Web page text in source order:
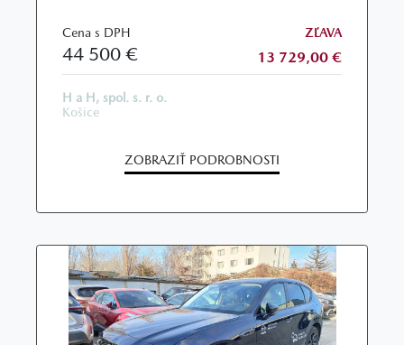
Cena s DPH
44 500 €
ZĽAVA
13 729,00 €
H a H, spol. s. r. o.
Košice
ZOBRAZIŤ PODROBNOSTI